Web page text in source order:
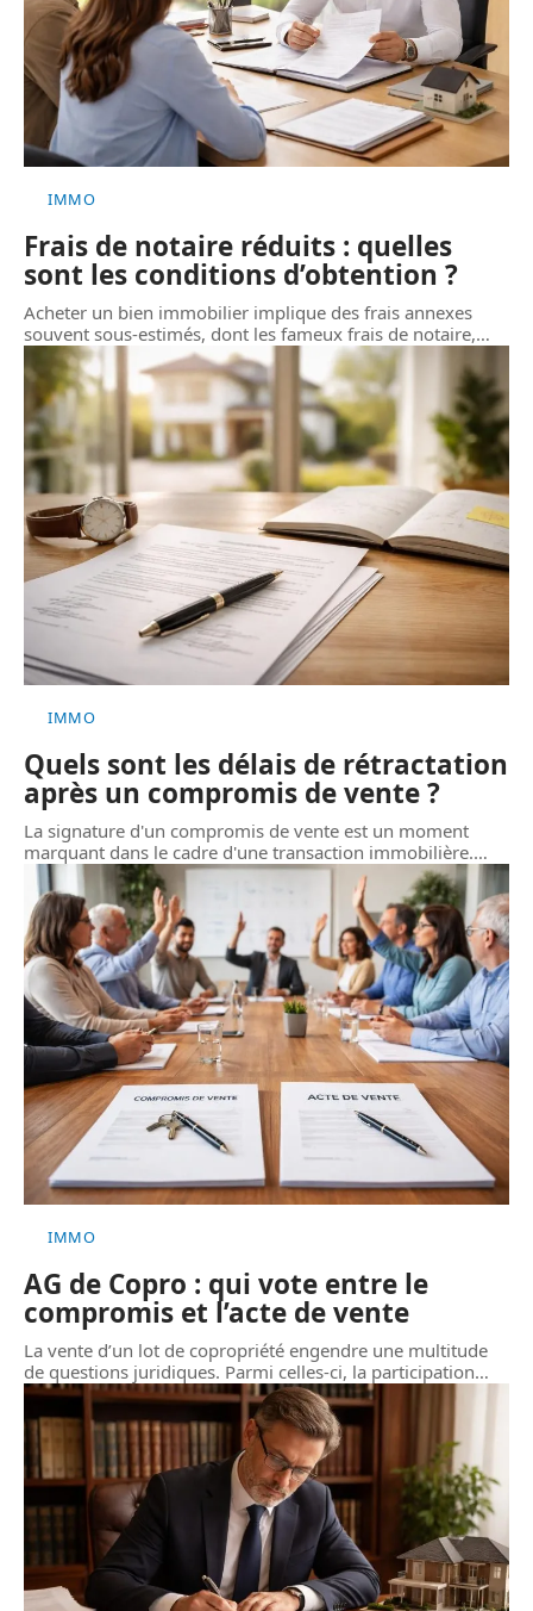
IMMO
Frais de notaire réduits : quelles
sont les conditions d’obtention ?
Acheter un bien immobilier implique des frais annexes
souvent sous-estimés, dont les fameux frais de notaire,…
IMMO
Quels sont les délais de rétractation
après un compromis de vente ?
La signature d'un compromis de vente est un moment
marquant dans le cadre d'une transaction immobilière.…
IMMO
AG de Copro : qui vote entre le
compromis et l’acte de vente
La vente d’un lot de copropriété engendre une multitude
de questions juridiques. Parmi celles-ci, la participation…